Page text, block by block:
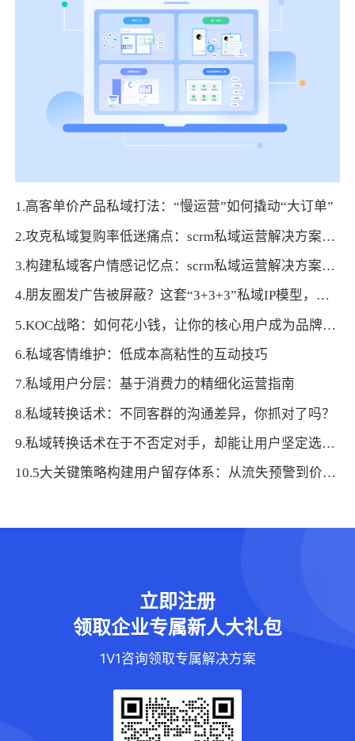
1.高客单价产品私域打法：“慢运营”如何撬动“大订单”
2.攻克私域复购率低迷痛点：scrm私域运营解决方案唤醒客户再次消费需求
3.构建私域客户情感记忆点：scrm私域运营解决方案打造专属品牌印记
4.朋友圈发广告被屏蔽？这套“3+3+3”私域IP模型，让转化主动上门
5.KOC战略：如何花小钱，让你的核心用户成为品牌“代言人”？
6.私域客情维护：低成本高粘性的互动技巧
7.私域用户分层：基于消费力的精细化运营指南
8.私域转换话术：不同客群的沟通差异，你抓对了吗？
9.私域转换话术在于不否定对手，却能让用户坚定选择！
10.5大关键策略构建用户留存体系：从流失预警到价值转化的闭环设计
立即注册
领取企业专属新人大礼包
1V1咨询领取专属解决方案